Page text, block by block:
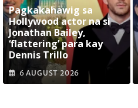
Pagkakahawig sa
Hollywood actor na si
Jonathan Bailey,
‘flattering’ para kay
Dennis Trillo
6 AUGUST 2026